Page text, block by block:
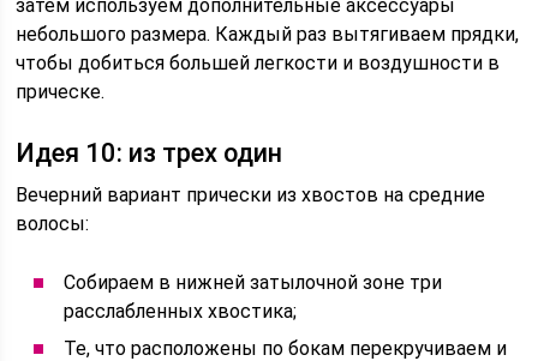
затем используем дополнительные аксессуары
небольшого размера. Каждый раз вытягиваем прядки,
чтобы добиться большей легкости и воздушности в
прическе.
Идея 10: из трех один
Вечерний вариант прически из хвостов на средние
волосы:
Собираем в нижней затылочной зоне три
расслабленных хвостика;
Те, что расположены по бокам перекручиваем и